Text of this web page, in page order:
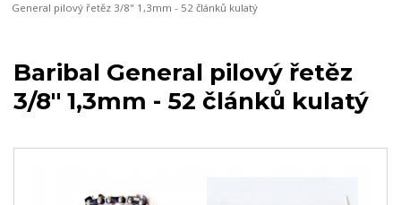
General pilový řetěz 3/8" 1,3mm - 52 článků kulatý
Baribal General pilový řetěz
3/8" 1,3mm - 52 článků kulatý